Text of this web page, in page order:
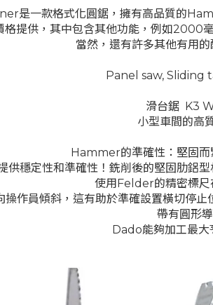
是一款格式化圓鋸，擁有高品質的
提供，其中包含其他功能，例如2000
當然，還有許多其他有用
Panel saw, Sliding
滑台鋸 K3
小型車間的高
Hammer的準確性：堅固而
穩定性和準確性！銑削後的堅固肋鋁
使用Felder的精密標尺
操作員傾斜，這有助於準確設置橫切停
帶有圓形
Dado能夠加工最